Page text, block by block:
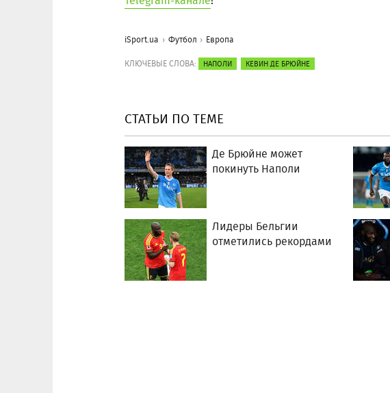
iSport.ua Футбол Европа
КЛЮЧЕВЫЕ СЛОВА: НАПОЛИ КЕВИН ДЕ БРЮЙНЕ
СТАТЬИ ПО ТЕМЕ
Де Брюйне может
покинуть Наполи
Лидеры Бельгии
отметились рекордами